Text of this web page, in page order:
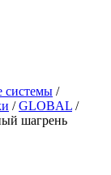
системы /
/ GLOBAL /
шагрень